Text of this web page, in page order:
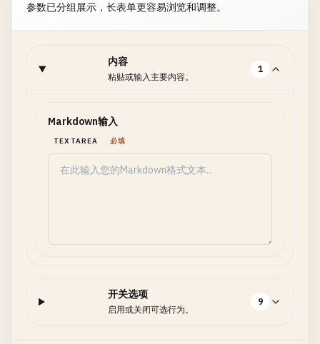
参数已分组展示，长表单更容易浏览和调整。
内容
粘贴或输入主要内容。
1
Markdown输入
TEXTAREA 必填
开关选项
启用或关闭可选行为。
9